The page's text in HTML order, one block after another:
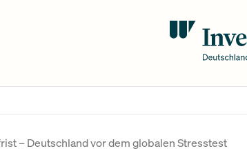
– Deutschland vor dem globalen Stresstest